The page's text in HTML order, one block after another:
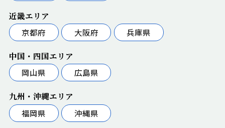
近畿エリア
京都府
大阪府 兵庫県
中国・四国エリア
岡山県
広島県
九州・沖縄エリア
福岡県
沖縄県